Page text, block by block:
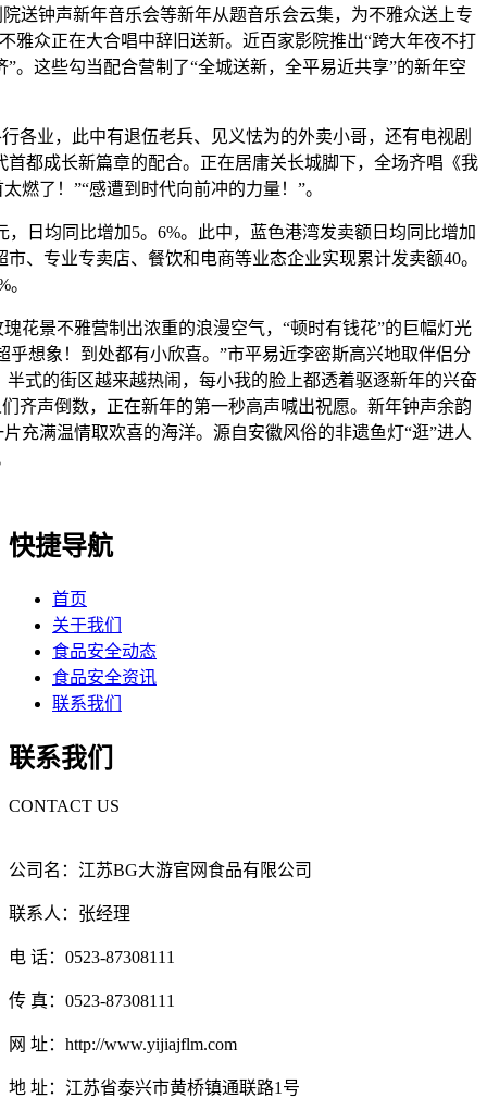
送钟声新年音乐会等新年从题音乐会云集，为不雅众送上专
雅众正在大合唱中辞旧送新。近百家影院推出“跨大年夜不打
。这些勾当配合营制了“全城送新，全平易近共享”的新年空
业，此中有退伍老兵、见义怯为的外卖小哥，还有电视剧
都成长新篇章的配合。正在居庸关长城脚下，全场齐唱《我
燃了！”“感遭到时代向前冲的力量！”。
均同比增加5。6%。此中，蓝色港湾发卖额日均同比增加
、专业专卖店、餐饮和电商等业态企业实现累计发卖额40。
景不雅营制出浓重的浪漫空气，“顿时有钱花”的巨幅灯光
想象！到处都有小欣喜。”市平易近李密斯高兴地取伴侣分
式的街区越来越热闹，每小我的脸上都透着驱逐新年的兴奋
齐声倒数，正在新年的第一秒高声喊出祝愿。新年钟声余韵
充满温情取欢喜的海洋。源自安徽风俗的非遗鱼灯“逛”进人
快捷导航
首页
关于我们
食品安全动态
食品安全资讯
联系我们
联系我们
CONTACT US
公司名：江苏BG大游官网食品有限公司
联系人：张经理
电 话：0523-87308111
传 真：0523-87308111
网 址：http://www.yijiajflm.com
地 址：江苏省泰兴市黄桥镇通联路1号